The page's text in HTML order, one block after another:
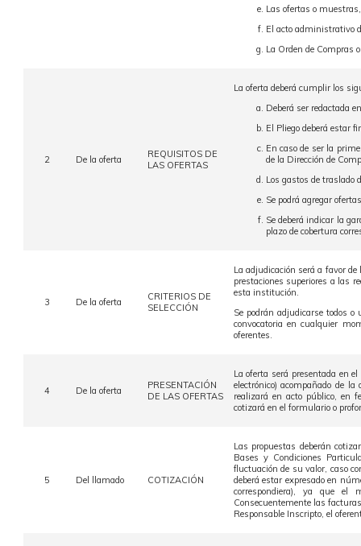
Las ofertas o
El acto administrativo
La Orden de Compras
2 De la oferta
REQUISITOS DE
LAS OFERTAS
La oferta deberá cumplir los
Deberá ser redactada
El Pliego deberá estar
En caso de ser la
de la Dirección de
Los gastos de traslado
Se podrá agregar
Se deberá indicar la
plazo de cobertura
3 De la oferta
CRITERIOS DE
SELECCIÓN
La adjudicación será a favor
prestaciones superiores a las
esta institución.
Se podrán adjudicarse todos
convocatoria en cualquier
oferentes.
4 De la oferta
PRESENTACIÓN
DE LAS OFERTAS
La oferta será presentada en
electrónico) acompañado de
realizará en acto público, en
cotizará en el formulario o
5 Del llamado COTIZACIÓN
Las propuestas deberán
Bases y Condiciones
fluctuación de su valor, caso
deberá estar expresado en
correspondiera), ya que el
Consecuentemente las
Responsable Inscripto, el